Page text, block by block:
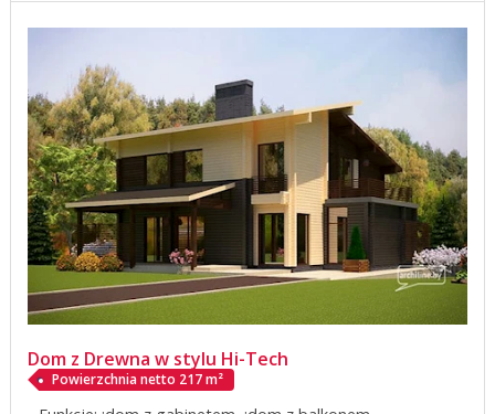
Dom z Drewna w stylu Hi-Tech
Powierzchnia netto 217 m²